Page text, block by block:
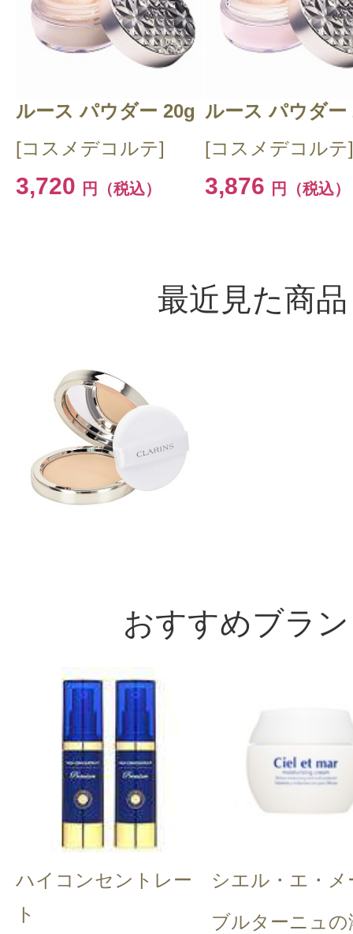
ルース パウダー 20g
[コスメデコルテ]
3,720 円（税込）
ルース パウダー
[コスメデコルテ]
3,876 円（税込）
最近見た商品
おすすめブラ
ハイコンセントレー
ト
シエル・エ・メ
ブルターニュの